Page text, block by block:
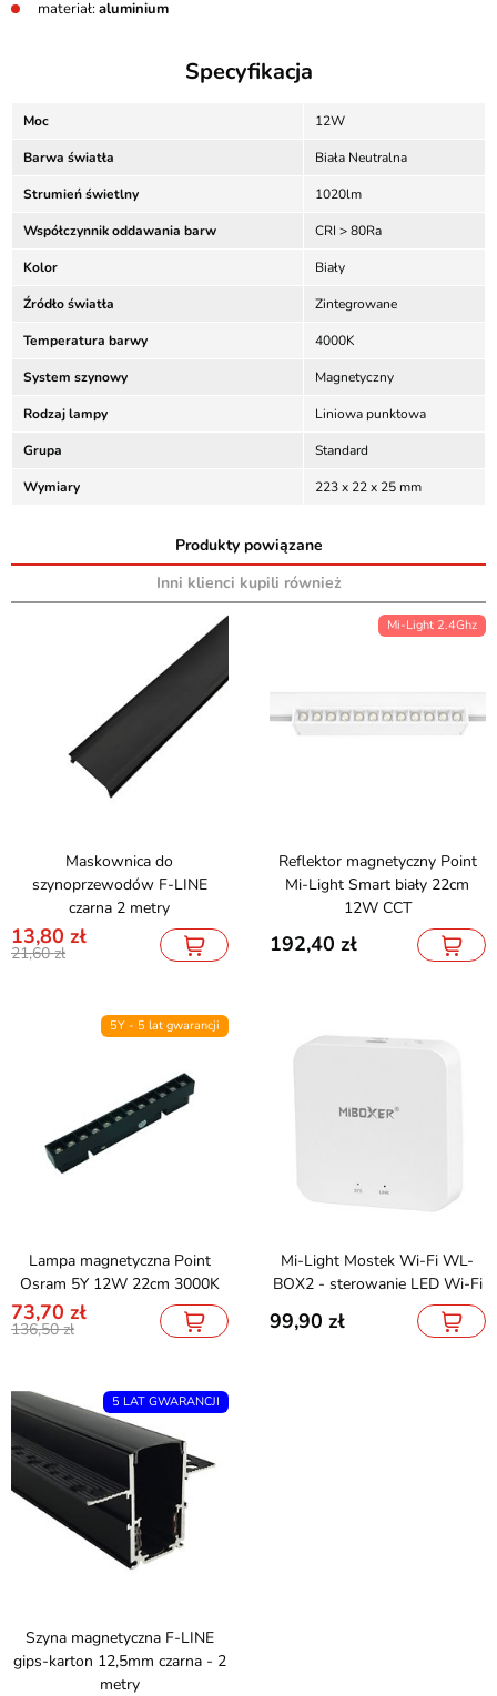
materiał:aluminium
Specyfikacja
Moc 12W
Barwa światła Biała Neutralna
Strumień świetlny 1020lm
Współczynnik oddawania barw CRI > 80Ra
Kolor Biały
Źródło światła Zintegrowane
Temperatura barwy 4000K
System szynowy Magnetyczny
Rodzaj lampy Liniowa punktowa
Grupa Standard
Wymiary 223 x 22 x 25 mm
Produkty powiązane
Inni klienci kupili również
Maskownica do
szynoprzewodów F-LINE
czarna 2 metry
13,80
21,60
Mi-Light 2.4Ghz
Reflektor magnetyczny Point
Mi-Light Smart biały 22cm
12W CCT
192,40
5Y - 5 lat gwarancji
Lampa magnetyczna Point
Osram 5Y 12W 22cm 3000K
73,70
136,50
Mi-Light Mostek Wi-Fi WL-
BOX2 - sterowanie LED Wi-Fi
99,90
5 LAT GWARANCJI
Szyna magnetyczna F-LINE
gips-karton 12,5mm czarna - 2
metry